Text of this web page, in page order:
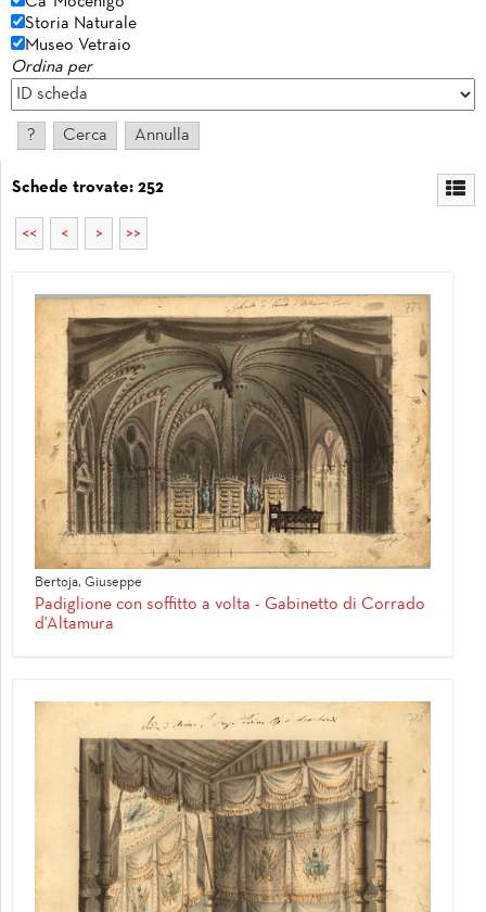
Storia Naturale
Museo Vetraio
Ordina per
Schede trovate: 252
<< < > >>
Bertoja, Giuseppe
Padiglione con soffitto a volta - Gabinetto di Corrado
d'Altamura